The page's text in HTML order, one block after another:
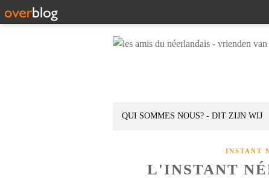
QUI SOMMES NOUS? - DIT ZIJN WIJ
INSTANT
L'INSTANT